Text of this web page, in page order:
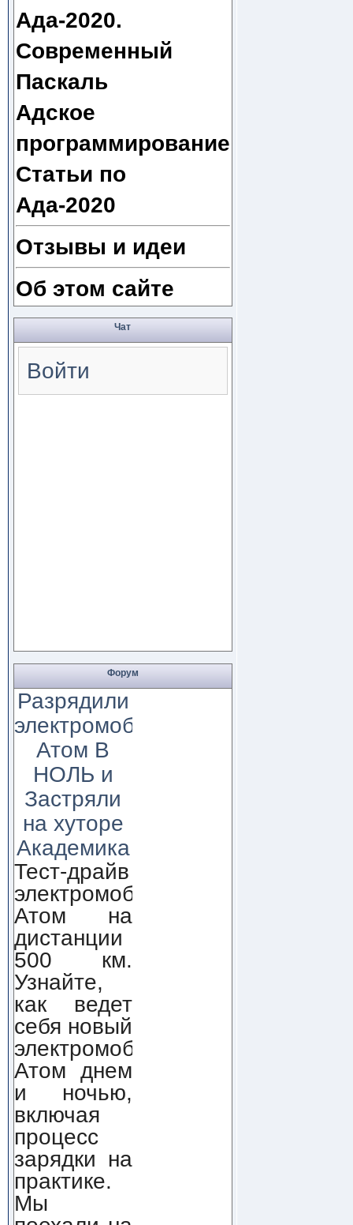
Ада-2020.
Современный
Паскаль
Адское
программирование
Статьи по
Ада-2020
Отзывы и идеи
Об этом сайте
Чат
Войти
Форум
Разрядили
электромобиль
Атом В
НОЛЬ и
Застряли
на хуторе
Академика
Тест-драйв
электромобиля
Атом на
дистанции
500 км.
Узнайте,
как ведет
себя новый
электромобиль
Атом днем
и ночью,
включая
процесс
зарядки на
практике.
Мы